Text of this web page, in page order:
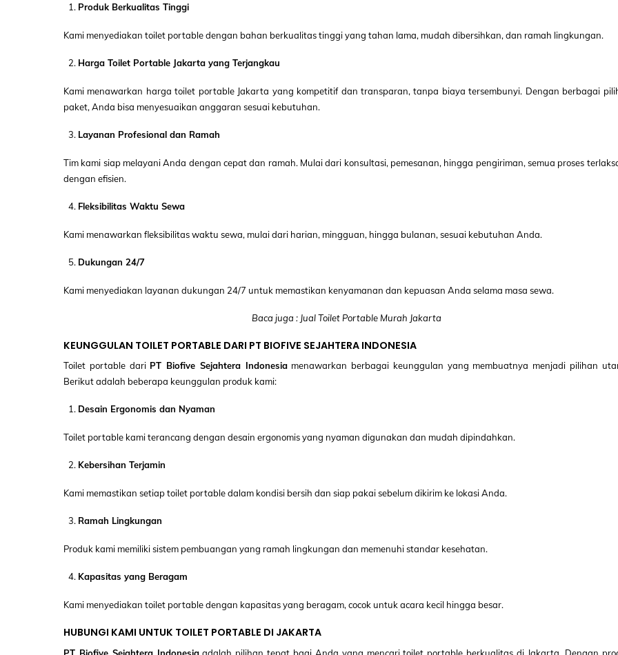
Produk Berkualitas Tinggi
Kami menyediakan toilet portable dengan bahan berkualitas tinggi yang tahan lama, mudah dibersihkan, dan ramah lingkungan.
Harga Toilet Portable Jakarta yang Terjangkau
Kami menawarkan harga toilet portable Jakarta yang kompetitif dan transparan, tanpa biaya tersembunyi. Dengan berbagai
paket, Anda bisa menyesuaikan anggaran sesuai kebutuhan.
Layanan Profesional dan Ramah
Tim kami siap melayani Anda dengan cepat dan ramah. Mulai dari konsultasi, pemesanan, hingga pengiriman, semua proses
dengan efisien.
Fleksibilitas Waktu Sewa
Kami menawarkan fleksibilitas waktu sewa, mulai dari harian, mingguan, hingga bulanan, sesuai kebutuhan Anda.
Dukungan 24/7
Kami menyediakan layanan dukungan 24/7 untuk memastikan kenyamanan dan kepuasan Anda selama masa sewa.
Baca juga : Jual Toilet Portable Murah Jakarta
KEUNGGULAN TOILET PORTABLE DARI PT BIOFIVE SEJAHTERA INDONESIA
Toilet portable dari PT Biofive Sejahtera Indonesiamenawarkan berbagai keunggulan yang membuatnya menjadi pilihan
Berikut adalah beberapa keunggulan produk kami:
Desain Ergonomis dan Nyaman
Toilet portable kami terancang dengan desain ergonomis yang nyaman digunakan dan mudah dipindahkan.
Kebersihan Terjamin
Kami memastikan setiap toilet portable dalam kondisi bersih dan siap pakai sebelum dikirim ke lokasi Anda.
Ramah Lingkungan
Produk kami memiliki sistem pembuangan yang ramah lingkungan dan memenuhi standar kesehatan.
Kapasitas yang Beragam
Kami menyediakan toilet portable dengan kapasitas yang beragam, cocok untuk acara kecil hingga besar.
HUBUNGI KAMI UNTUK TOILET PORTABLE DI JAKARTA
PT Biofive Sejahtera Indonesiaadalah pilihan tepat bagi Anda yang mencari toilet portable berkualitas di Jakarta. Dengan